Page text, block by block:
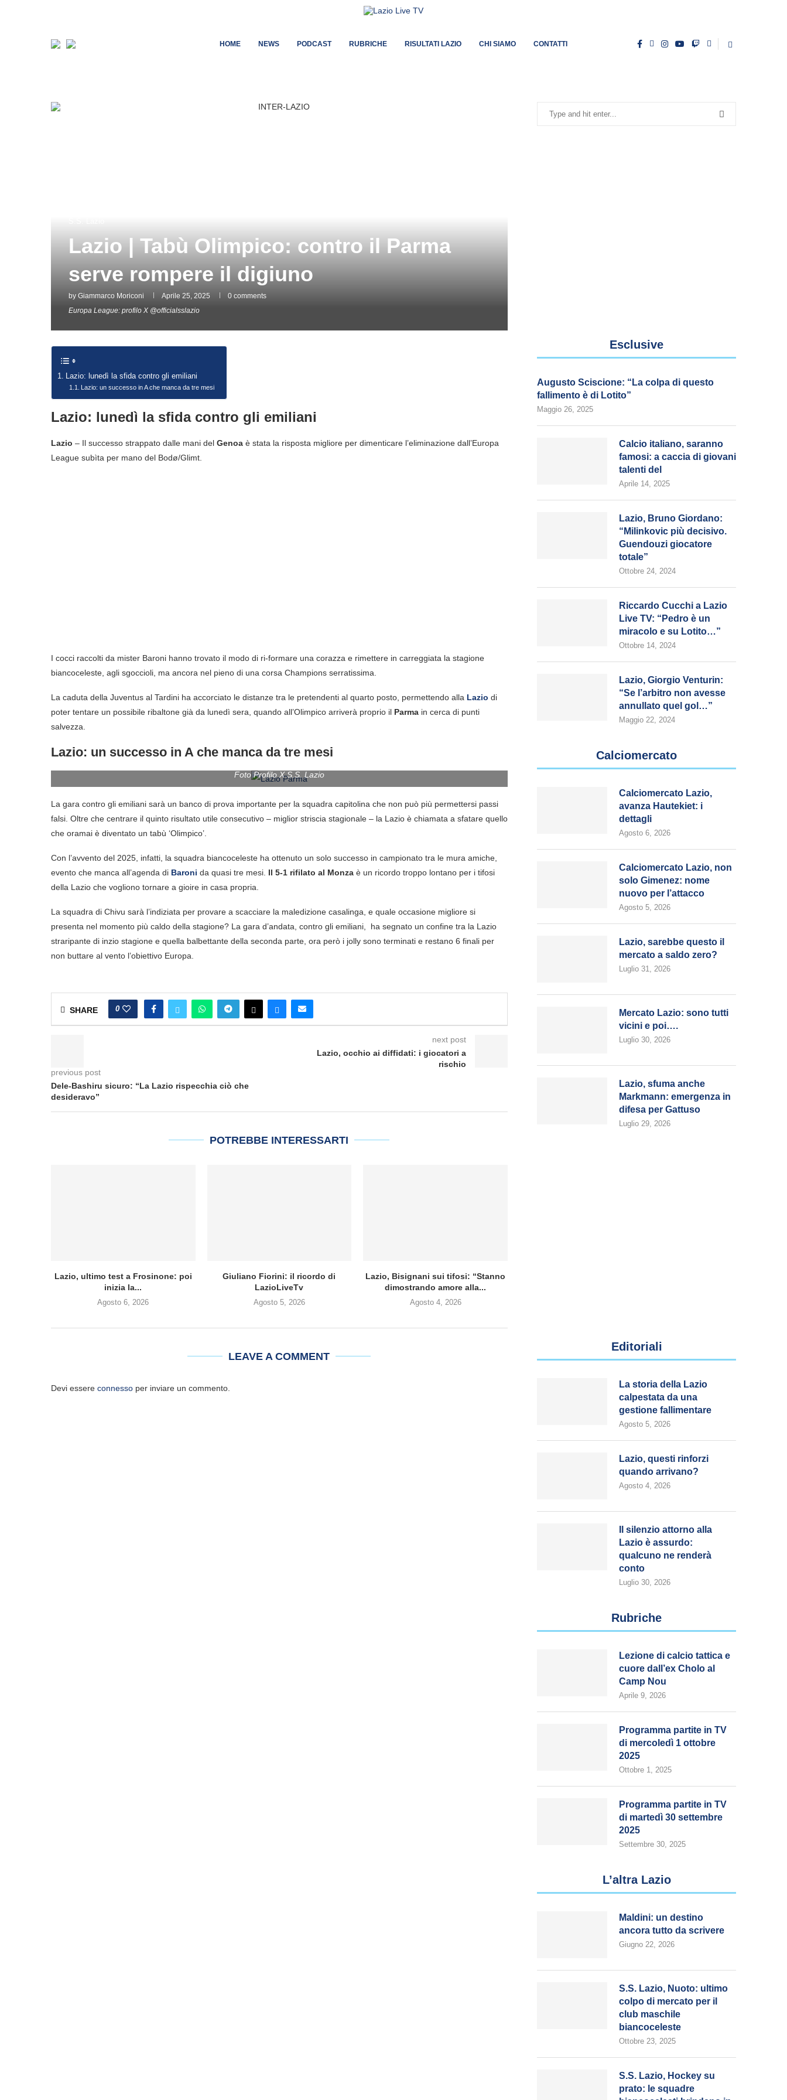
HOME NEWS PODCAST RUBRICHE RISULTATI LAZIO CHI SIAMO CONTATTI
Lazio | Tabù Olimpico: contro il Parma
serve rompere il digiuno
by Giammarco Moriconi Aprile 25, 2025
0 comments
Europa League: profilo X @officialsslazio
Lazio: lunedì la sfida contro gli emiliani
Lazio: un successo in A che manca da tre mesi
Lazio: lunedì la sfida contro gli emiliani
Lazio – Il successo strappato dalle mani del Genoa è stata la risposta migliore per dimenticare l’eliminazione dall’Europa
League subìta per mano del Bodø/Glimt.
I cocci raccolti da mister Baroni hanno trovato il modo di ri-formare una corazza e rimettere in carreggiata la stagione
biancoceleste, agli sgoccioli, ma ancora nel pieno di una corsa Champions serratissima.
La caduta della Juventus al Tardini ha accorciato le distanze tra le pretendenti al quarto posto, permettendo alla Lazio di
poter tentare un possibile ribaltone già da lunedì sera, quando all’Olimpico arriverà proprio il Parma in cerca di punti
salvezza.
Lazio: un successo in A che manca da tre mesi
Foto Profilo X S.S. Lazio
La gara contro gli emiliani sarà un banco di prova importante per la squadra capitolina che non può più permettersi passi
falsi. Oltre che centrare il quinto risultato utile consecutivo – miglior striscia stagionale – la Lazio è chiamata a sfatare quello
che oramai è diventato un tabù ‘Olimpico’.
Con l’avvento del 2025, infatti, la squadra biancoceleste ha ottenuto un solo successo in campionato tra le mura amiche,
evento che manca all’agenda di Baroni da quasi tre mesi. Il 5-1 rifilato al Monza è un ricordo troppo lontano per i tifosi
della Lazio che vogliono tornare a gioire in casa propria.
La squadra di Chivu sarà l’indiziata per provare a scacciare la maledizione casalinga, e quale occasione migliore si
presenta nel momento più caldo della stagione? La gara d’andata, contro gli emiliani, ha segnato un confine tra la Lazio
straripante di inzio stagione e quella balbettante della seconda parte, ora però i jolly sono terminati e restano 6 finali per
non buttare al vento l’obiettivo Europa.
SHARE 0
previous post
Dele-Bashiru sicuro: “La Lazio rispecchia ciò che
desideravo”
next post
Lazio, occhio ai diffidati: i giocatori a
rischio
POTREBBE INTERESSARTI
Lazio, ultimo test a Frosinone: poi
inizia la...
Agosto 6, 2026
Giuliano Fiorini: il ricordo di
LazioLiveTv
Agosto 5, 2026
Lazio, Bisignani sui tifosi: “Stanno
dimostrando amore alla...
Agosto 4, 2026
LEAVE A COMMENT
Devi essere connesso per inviare un commento.
Esclusive
Augusto Sciscione: “La colpa di questo
fallimento è di Lotito”
Maggio 26, 2025
Calcio italiano, saranno
famosi: a caccia di giovani
talenti del
Aprile 14, 2025
Lazio, Bruno Giordano:
“Milinkovic più decisivo.
Guendouzi giocatore
totale”
Ottobre 24, 2024
Riccardo Cucchi a Lazio
Live TV: “Pedro è un
miracolo e su Lotito…”
Ottobre 14, 2024
Lazio, Giorgio Venturin:
“Se l’arbitro non avesse
annullato quel gol…”
Maggio 22, 2024
Calciomercato
Calciomercato Lazio,
avanza Hautekiet: i
dettagli
Agosto 6, 2026
Calciomercato Lazio, non
solo Gimenez: nome
nuovo per l’attacco
Agosto 5, 2026
Lazio, sarebbe questo il
mercato a saldo zero?
Luglio 31, 2026
Mercato Lazio: sono tutti
vicini e poi….
Luglio 30, 2026
Lazio, sfuma anche
Markmann: emergenza in
difesa per Gattuso
Luglio 29, 2026
Editoriali
La storia della Lazio
calpestata da una
gestione fallimentare
Agosto 5, 2026
Lazio, questi rinforzi
quando arrivano?
Agosto 4, 2026
Il silenzio attorno alla
Lazio è assurdo:
qualcuno ne renderà
conto
Luglio 30, 2026
Rubriche
Lezione di calcio tattica e
cuore dall’ex Cholo al
Camp Nou
Aprile 9, 2026
Programma partite in TV
di mercoledì 1 ottobre
2025
Ottobre 1, 2025
Programma partite in TV
di martedì 30 settembre
2025
Settembre 30, 2025
L’altra Lazio
Maldini: un destino
ancora tutto da scrivere
Giugno 22, 2026
S.S. Lazio, Nuoto: ultimo
colpo di mercato per il
club maschile
biancoceleste
Ottobre 23, 2025
S.S. Lazio, Hockey su
prato: le squadre